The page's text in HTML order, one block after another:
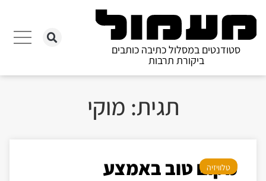
סטודנטים במסלול כתיבה כותבים
ביקורת תרבות
תגית: מוקי
טלוויזיה
מקום טוב באמצע